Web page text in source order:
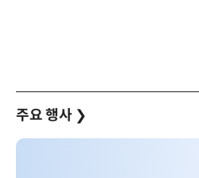
주요 행사 ❯